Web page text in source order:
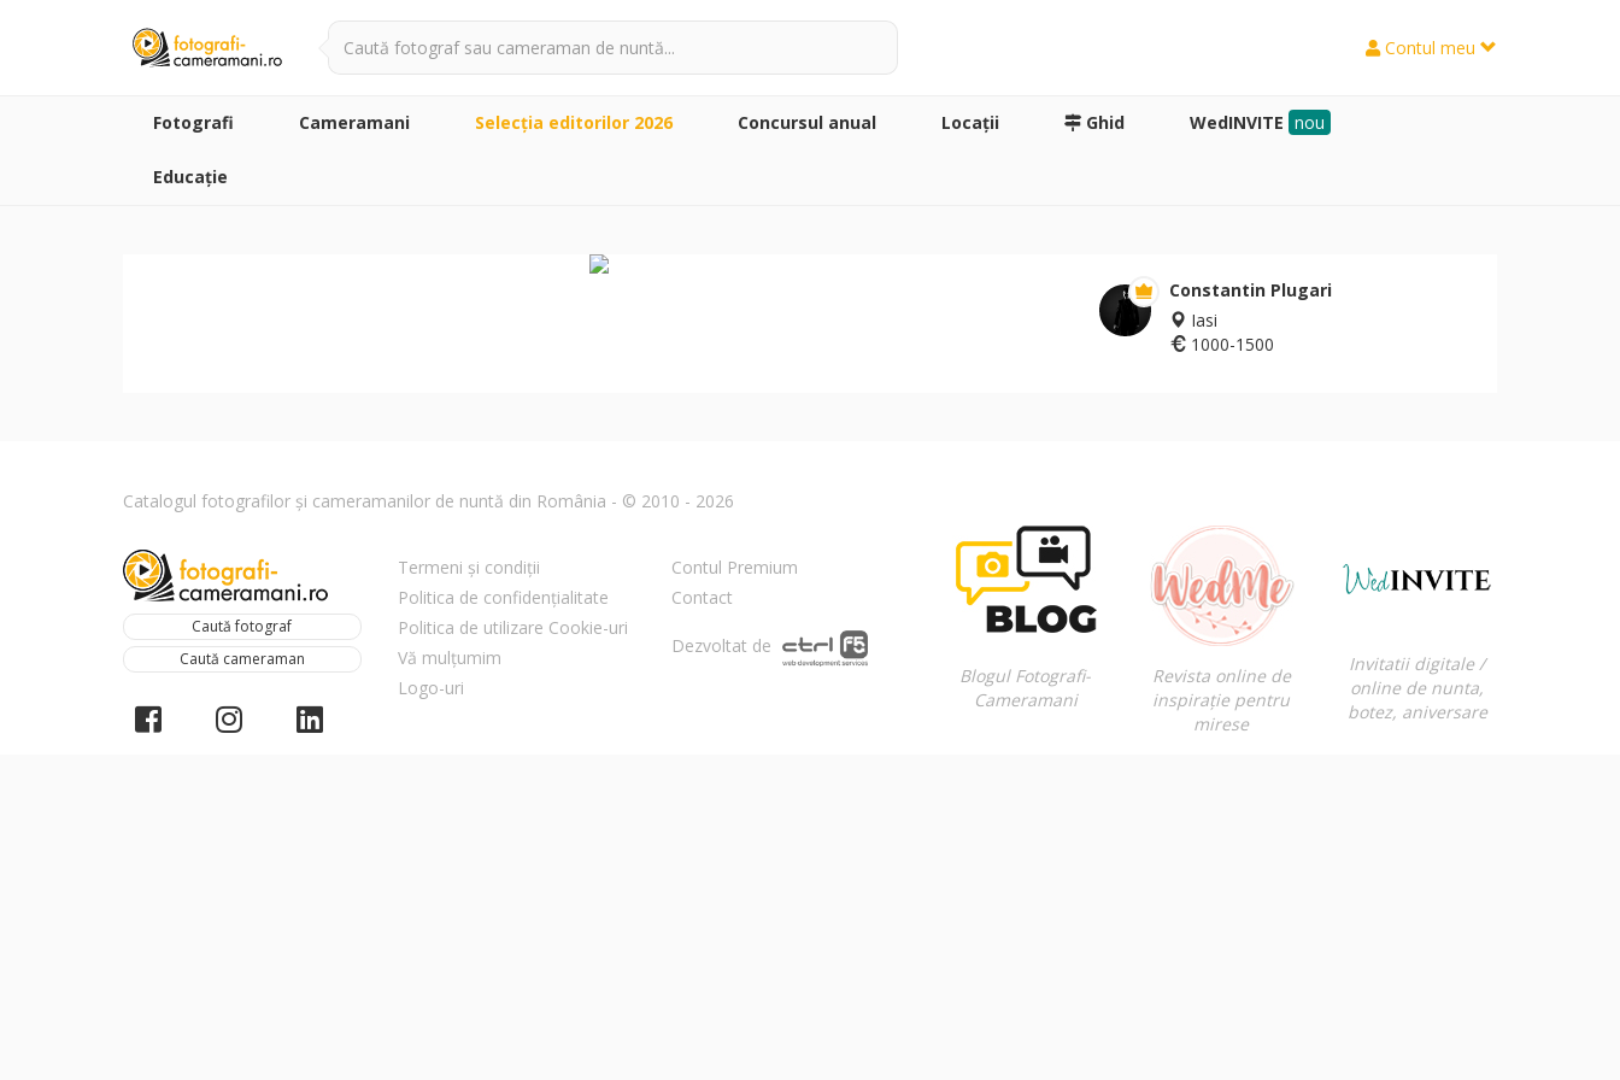
Contul meu
Fotografi Cameramani Selecţia editorilor 2026 Concursul anual Locaţii Ghid WedINVITE nou
Educație
Constantin Plugari
Iasi
1000-1500
Catalogul fotografilor și cameramanilor de nuntă din România - © 2010 - 2026
Caută fotograf
Caută cameraman
Termeni și condiții
Politica de confidențialitate
Politica de utilizare Cookie-uri
Vă mulțumim
Logo-uri
Contul Premium
Contact
Dezvoltat de
Blogul Fotografi-
Cameramani
Revista online de
inspirație pentru
mirese
Invitatii digitale /
online de nunta,
botez, aniversare